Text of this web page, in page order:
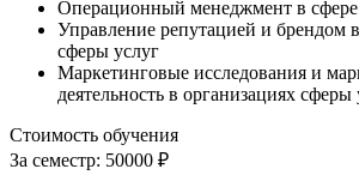
Операционный менеджмент в сфере
Управление репутацией и брендом
сферы услуг
Маркетинговые исследования и
деятельность в организациях сферы
Стоимость обучения
За семестр: 50000 ₽